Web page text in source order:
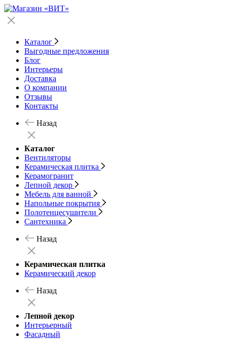
Каталог
Выгодные предложения
Блог
Интерьеры
Доставка
О компании
Отзывы
Контакты
Назад
Каталог
Вентиляторы
Керамическая плитка
Керамогранит
Лепной декор
Мебель для ванной
Напольные покрытия
Полотенцесушители
Сантехника
Назад
Керамическая плитка
Керамический декор
Назад
Лепной декор
Интерьерный
Фасадный